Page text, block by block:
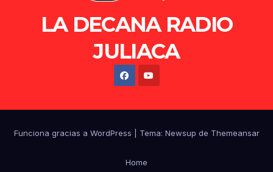
LA DECANA RADIO
JULIACA
Funciona gracias a WordPress Tema: Newsup de Themeansar
Home